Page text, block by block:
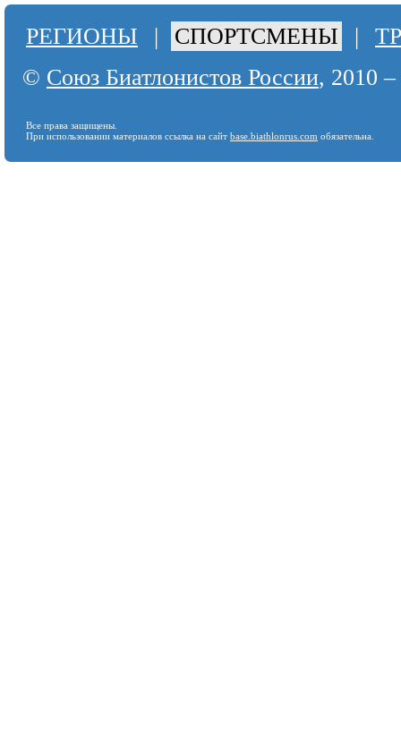
РЕГИОНЫ | СПОРТСМЕНЫ |
© Союз Биатлонистов России, 2010
Все права защищены.
При использовании материалов ссылка на сайт base.biathlonrus.com обязательна.